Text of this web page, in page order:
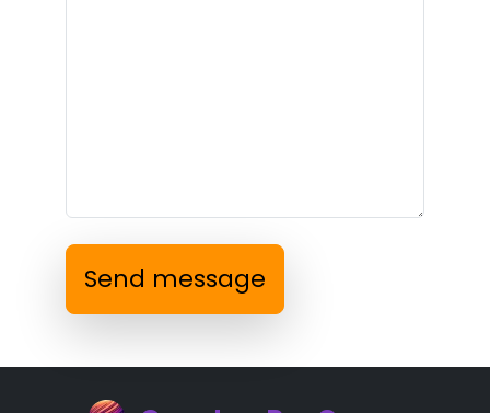
Send message